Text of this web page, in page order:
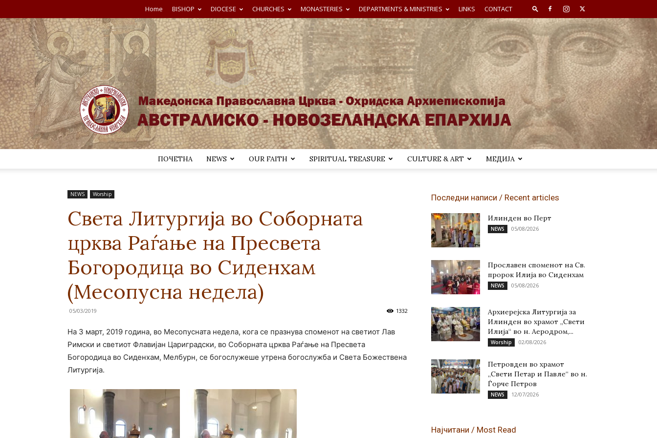
Home BISHOP DIOCESE CHURCHES MONASTERIES DEPARTMENTS & MINISTRIES LINKS CONTACT
ПОЧЕТНА NEWS OUR FAITH SPIRITUAL TREASURE CULTURE & ART МЕДИЈА
NEWS Worship
Света Литургија во Соборната
црква Раѓање на Пресвета
Богородица во Сиденхам
(Месопусна недела)
05/03/2019 1332
На 3 март, 2019 година, во Месопусната недела, кога се празнува споменот на светиот Лав
Римски и светиот Флавијан Цариградски, во Соборната црква Раѓање на Пресвета
Богородица во Сиденхам, Мелбурн, се богослужеше утрена богослужба и Света Божествена
Литургија.
Последни написи / Recent articles
Илинден во Перт
NEWS 05/08/2026
Прославен споменот на Св.
пророк Илија во Сиденхам
NEWS 05/08/2026
Архиерејска Литургија за
Илинден во храмот „Свети
Илија“ во н. Аеродром,...
Worship 02/08/2026
Петровден во храмот
„Свети Петар и Павле“ во н.
Ѓорче Петров
NEWS 12/07/2026
Најчитани / Most Read